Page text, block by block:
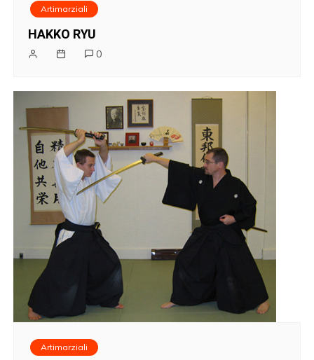
Artimarziali
HAKKO RYU
0
Artimarziali